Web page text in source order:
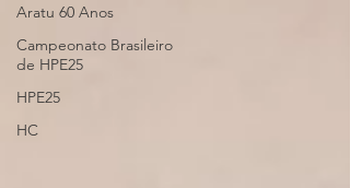
Aratu 60 Anos
Campeonato Brasileiro
de HPE25
HPE25
HC